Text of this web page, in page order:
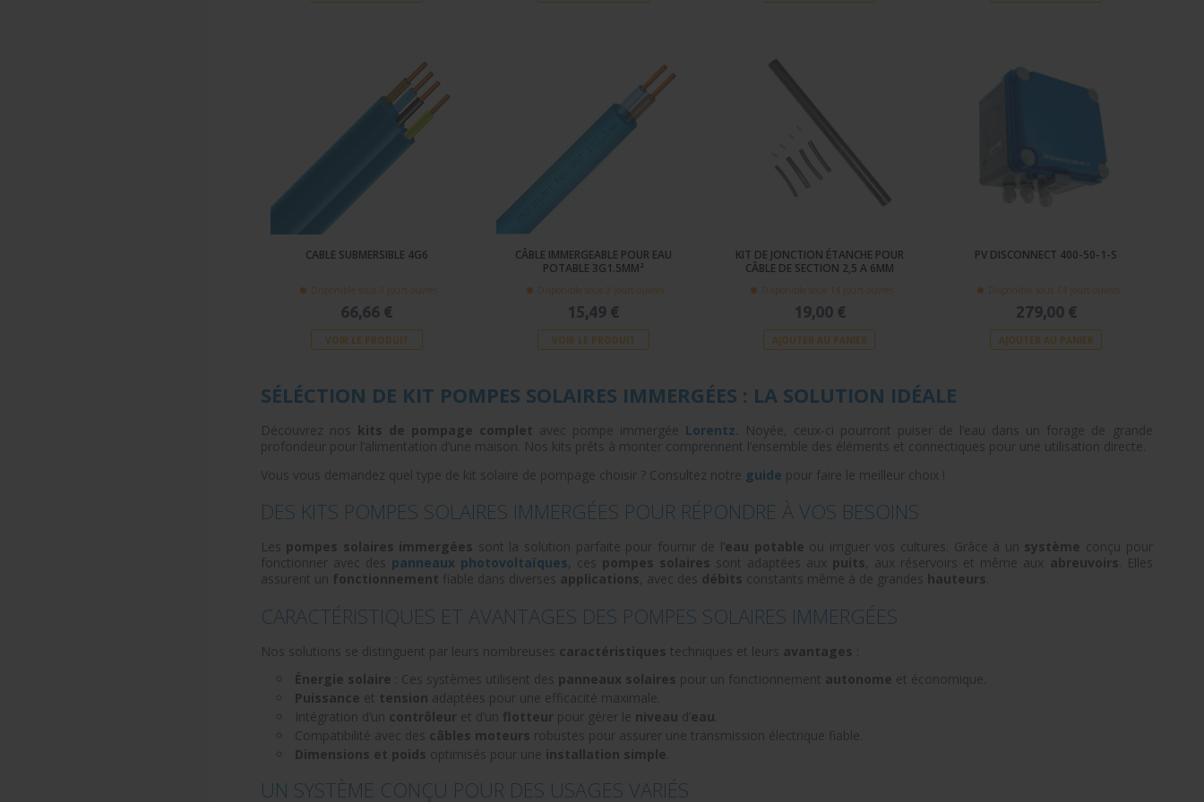
CABLE SUBMERSIBLE 4G6
Disponible sous 3 jours ouvrés
66,66 €
VOIR LE PRODUIT
CÂBLE IMMERGEABLE POUR EAU
POTABLE 3G1.5MM²
Disponible sous 3 jours ouvrés
15,49 €
VOIR LE PRODUIT
KIT DE JONCTION ÉTANCHE POUR
CÂBLE DE SECTION 2,5 A 6MM
Disponible sous 14 jours ouvrés
19,00 €
AJOUTER AU PANIER
PV DISCONNECT 400-50-1-S
Disponible sous 14 jours ouvrés
279,00 €
AJOUTER AU PANIER
SÉLÉCTION DE KIT POMPES SOLAIRES IMMERGÉES : LA SOLUTION IDÉALE
Découvrez nos kits de pompage complet avec pompe immergée Lorentz . Noyée, ceux-ci pourront puiser de l’eau dans un forage de grande
profondeur pour l’alimentation d’une maison. Nos kits prêts à monter comprennent l’ensemble des éléments et connectiques pour une utilisation directe.
Vous vous demandez quel type de kit solaire de pompage choisir ? Consultez notre guide pour faire le meilleur choix !
DES KITS POMPES SOLAIRES IMMERGÉES POUR RÉPONDRE À VOS BESOINS
Les pompes solaires immergées sont la solution parfaite pour fournir de l’eau potable ou irriguer vos cultures. Grâce à un système conçu pour
fonctionner avec des panneaux photovoltaïques, ces pompes solaires sont adaptées aux puits, aux réservoirs et même aux abreuvoirs . Elles
assurent un fonctionnement fiable dans diverses applications, avec des débits constants même à de grandes hauteurs
CARACTÉRISTIQUES ET AVANTAGES DES POMPES SOLAIRES IMMERGÉES
Nos solutions se distinguent par leurs nombreuses caractéristiques techniques et leurs avantages
Énergie solaire : Ces systèmes utilisent des panneaux solaires pour un fonctionnement autonome et économique.
Puissance et tension adaptées pour une efficacité maximale.
Intégration d’un contrôleuret d’un flotteurpour gérer le niveau d’eau
Compatibilité avec des câbles moteurs robustes pour assurer une transmission électrique fiable.
Dimensions et poids optimisés pour une installation simple
UN SYSTÈME CONÇU POUR DES USAGES VARIÉS